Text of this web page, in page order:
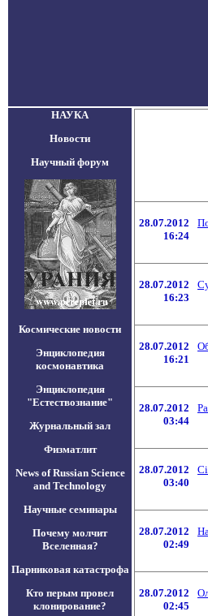
НАУКА
Новости
Научный форум
Космические новости
Энциклопедия
космонавтика
Энциклопедия
"Естествознание"
Журнальный зал
Физматлит
News of Russian Science
and Technology
Научные семинары
Почему молчит
Вселенная?
Парниковая катастрофа
Кто перым провел
клонирование?
28.07.2012
16:24
28.07.2012
16:23
28.07.2012
16:21
28.07.2012
03:44
28.07.2012
03:40
28.07.2012
02:49
28.07.2012
02:45